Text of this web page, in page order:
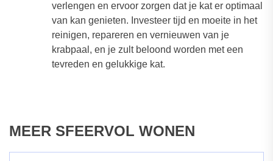
verlengen en ervoor zorgen dat je kat er optimaal
van kan genieten. Investeer tijd en moeite in het
reinigen, repareren en vernieuwen van je
krabpaal, en je zult beloond worden met een
tevreden en gelukkige kat.
MEER SFEERVOL WONEN